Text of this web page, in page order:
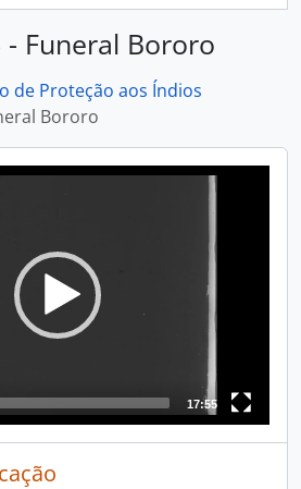
- Funeral Bororo
de Proteção aos Índios
Bororo
Video
17:55